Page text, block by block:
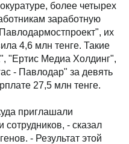
более четырех
заработную
их
4,6 млн тенге. Такие
"Ертис Медиа Холдинг",
- Павлодар" за девять
27,5 млн тенге.
приглашали
сотрудников, - сказал
- Результат этой